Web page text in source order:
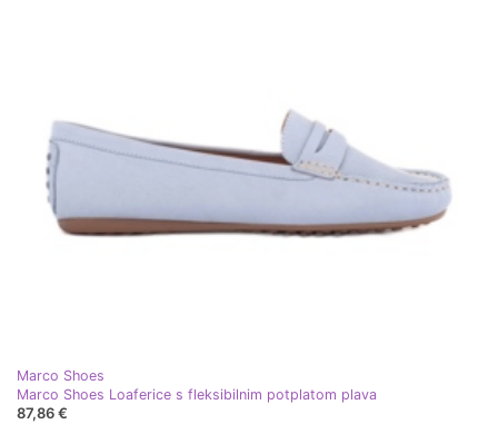
Marco Shoes
Marco Shoes Loaferice s fleksibilnim potplatom plava
87,86 €